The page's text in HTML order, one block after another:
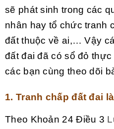
sẽ phát sinh trong các
nhân hay tổ chức tranh
đất thuộc về ai,… Vậy
đất đai đã có sổ đỏ
các bạn cùng theo dõi
1. Tranh chấp đất đai
Theo Khoản 24 Điều 3